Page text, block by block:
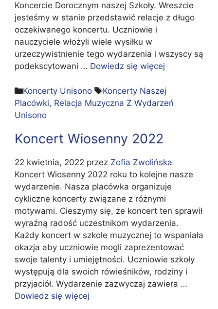
Koncercie Dorocznym naszej Szkoły. Wreszcie
jesteśmy w stanie przedstawić relacje z długo
oczekiwanego koncertu. Uczniowie i
nauczyciele włożyli wiele wysiłku w
urzeczywistnienie tego wydarzenia i wszyscy są
podekscytowani … Dowiedz się więcej
Kategorie
Koncerty Unisono Tagi
Koncerty Naszej
Placówki, Relacja Muzyczna Z Wydarzeń
Unisono
Koncert Wiosenny 2022
22 kwietnia, 2022 przez Zofia Zwolińska
Koncert Wiosenny 2022 roku to kolejne nasze
wydarzenie. Nasza placówka organizuje
cykliczne koncerty związane z różnymi
motywami. Cieszymy się, że koncert ten sprawił
wyraźną radość uczestnikom wydarzenia.
Każdy koncert w szkole muzycznej to wspaniała
okazja aby uczniowie mogli zaprezentować
swoje talenty i umiejętności. Uczniowie szkoły
występują dla swoich rówieśników, rodziny i
przyjaciół. Wydarzenie zazwyczaj zawiera …
Dowiedz się więcej